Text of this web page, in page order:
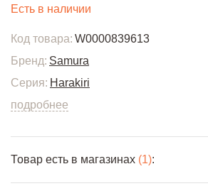
Есть в наличии
Код товара: W0000839613
Бренд: Samura
Серия: Harakiri
подробнее
Товар есть в магазинах (1):